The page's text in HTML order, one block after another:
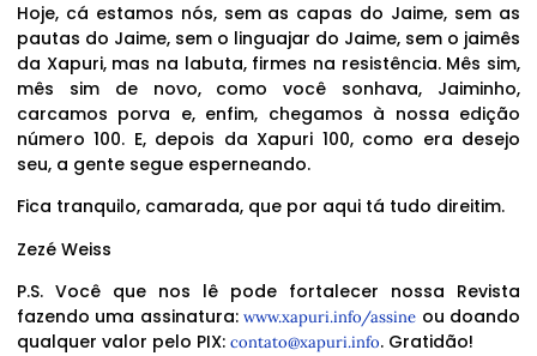
Hoje, cá estamos nós, sem as capas do Jaime, sem as
pautas do Jaime, sem o linguajar do Jaime, sem o jaimês
da Xapuri, mas na labuta, firmes na resistência. Mês sim,
mês sim de novo, como você sonhava, Jaiminho,
carcamos porva e, enfim, chegamos à nossa edição
número 100. E, depois da Xapuri 100, como era desejo
seu, a gente segue esperneando.
Fica tranquilo, camarada, que por aqui tá tudo direitim.
Zezé Weiss
P.S. Você que nos lê pode fortalecer nossa Revista
fazendo uma assinatura:www.xapuri.info/assine ou doando
qualquer valor pelo PIX: contato@xapuri.info. Gratidão!